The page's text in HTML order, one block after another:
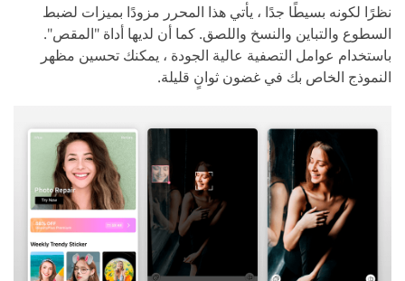
نظرًا لكونه بسيطًا جدًا ، يأتي هذا المحرر مزودًا بميزات لضبط
السطوع والتباين والنسخ واللصق. كما أن لديها أداة "المقص".
باستخدام عوامل التصفية عالية الجودة ، يمكنك تحسين مظهر
النموذج الخاص بك في غضون ثوانٍ قليلة.